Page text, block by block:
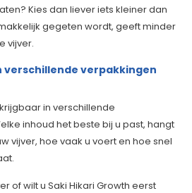
Kies dan liever iets kleiner dan
gegeten wordt, geeft minder
vijver.
verschillende verpakkingen
in verschillende
inhoud het beste bij u past, hangt
vijver, hoe vaak u voert en hoe snel
of wilt u Saki Hikari Growth eerst